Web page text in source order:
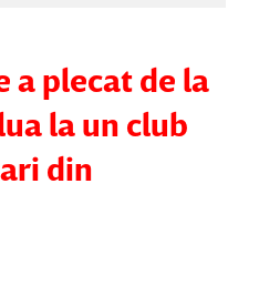
a plecat de la
la un club
din